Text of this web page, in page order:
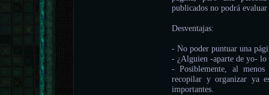
publicados no podrá evaluar
Desventajas:
- No poder puntuar una
- ¿Alguien -aparte de yo- lo
- Posiblemente, al
recopilar y organizar ya
importantes.